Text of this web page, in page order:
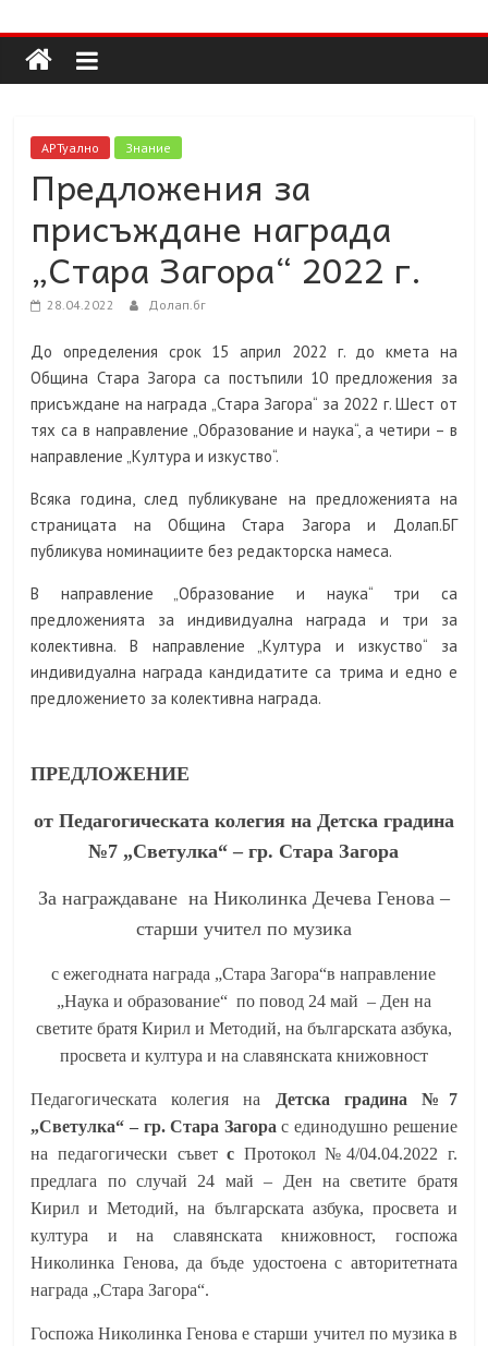
to
content
Долап
БГ
култура|
пътешествия|
мода|
събития|
кухня|
реклама|
АРТуално Знание
Предложения за
присъждане награда
„Стара Загора“ 2022 г.
28.04.2022 Долап.бг
До определения срок 15 април 2022 г. до кмета на
Община Стара Загора са постъпили 10 предложения за
присъждане на награда „Стара Загора“ за 2022 г. Шест от
тях са в направление „Образование и наука“, а четири – в
направление „Култура и изкуство“.
Всяка година, след публикуване на предложенията на
страницата на Община Стара Загора и Долап.БГ
публикува номинациите без редакторска намеса.
В направление „Образование и наука“ три са
предложенията за индивидуална награда и три за
колективна. В направление „Култура и изкуство“ за
индивидуална награда кандидатите са трима и едно е
предложението за колективна награда.
ПРЕДЛОЖЕНИЕ
от Педагогическата колегия на Детска градина
№7 „Светулка“ – гр. Стара Загора
За награждаване на Николинка Дечева Генова –
старши учител по музика
с ежегодната награда „Стара Загора“в направление
„Наука и образование“ по повод 24 май – Ден на
светите братя Кирил и Методий, на българската азбука,
просвета и култура и на славянската книжовност
Педагогическата колегия на
Детска градина №7
„Светулка“ – гр. Стара Загорас единодушно решение
на педагогически съветс Протокол №4/04.04.2022 г.
предлага по случай 24 май – Ден на светите братя
Кирил и Методий, на българската азбука, просвета и
култура и на славянската книжовност, госпожа
Николинка Генова, да бъде удостоена с авторитетната
награда „Стара Загора“.
Госпожа Николинка Генова е старши учител по музика в